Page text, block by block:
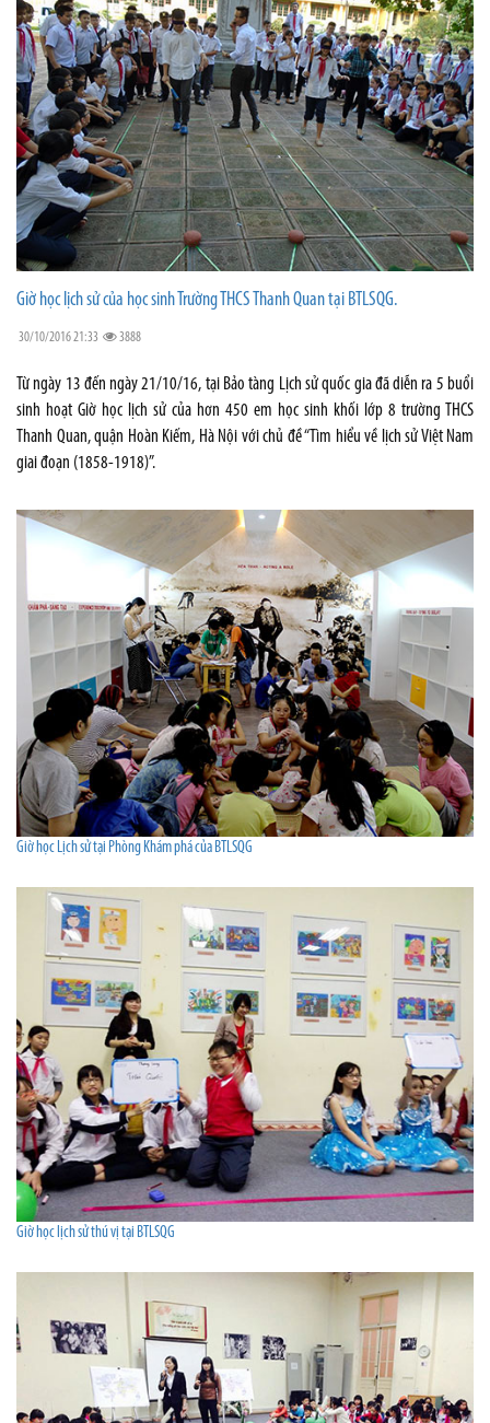
Giờ học lịch sử của học sinh Trường THCS Thanh Quan tại BTLSQG.
30/10/2016 21:33 3888
Từ ngày 13 đến ngày 21/10/16, tại Bảo tàng Lịch sử quốc gia đã diễn ra 5 buổi
sinh hoạt Giờ học lịch sử của hơn 450 em học sinh khối lớp 8 trường THCS
Thanh Quan, quận Hoàn Kiếm, Hà Nội với chủ đề “Tìm hiểu về lịch sử Việt Nam
giai đoạn (1858-1918)”.
Giờ học Lịch sử tại Phòng Khám phá của BTLSQG
Giờ học lịch sử thú vị tại BTLSQG